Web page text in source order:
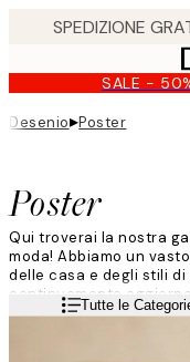
content.
SALE -
Desenio▸Poster
Poster
Qui troverai la nostra
moda! Abbiamo un
delle casa e degli stili
continuamente
esclusivi perché come
qualcosa di adatto alla
pareti di casa tua,
Leggi di piùTutte le